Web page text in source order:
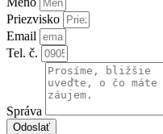
Priezvisko
Email
Tel. č.
Správa
Odoslať